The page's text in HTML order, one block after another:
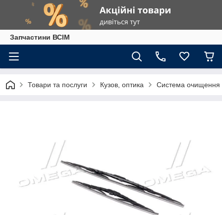
Запчастини ВСІМ
Товари та послуги Кузов, оптика Система очищення